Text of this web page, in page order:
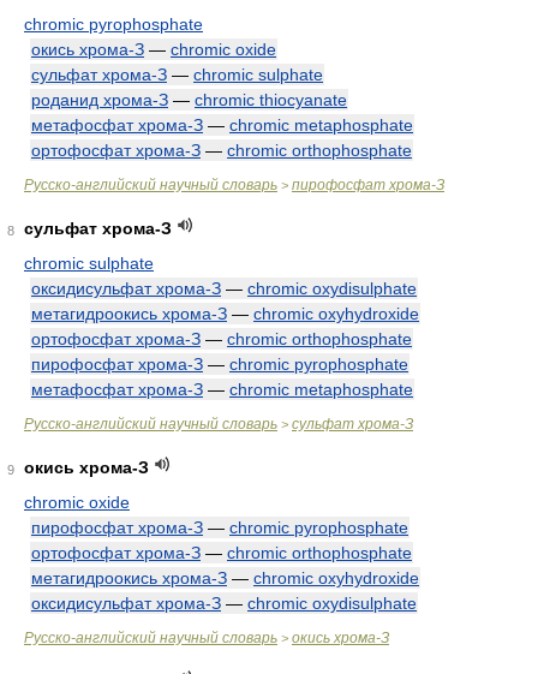
chromic pyrophosphate
окись хрома-З — chromic oxide
сульфат хрома-З — chromic sulphate
роданид хрома-З — chromic thiocyanate
метафосфат хрома-З — chromic metaphosphate
ортофосфат хрома-З — chromic orthophosphate
Русско-английский научный словарь > пирофосфат хрома-З
8
сульфат хрома-З
chromic sulphate
оксидисульфат хрома-З — chromic oxydisulphate
метагидроокись хрома-З — chromic oxyhydroxide
ортофосфат хрома-З — chromic orthophosphate
пирофосфат хрома-З — chromic pyrophosphate
метафосфат хрома-З — chromic metaphosphate
Русско-английский научный словарь > сульфат хрома-З
9
окись хрома-З
chromic oxide
пирофосфат хрома-З — chromic pyrophosphate
ортофосфат хрома-З — chromic orthophosphate
метагидроокись хрома-З — chromic oxyhydroxide
оксидисульфат хрома-З — chromic oxydisulphate
Русско-английский научный словарь > окись хрома-З